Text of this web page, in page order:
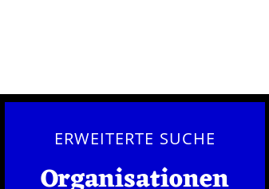
ERWEITERTE SUCHE